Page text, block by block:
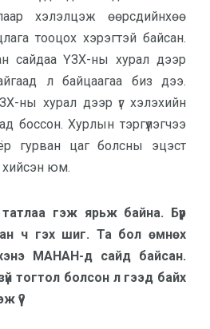
хэлэлцэж өөрсдийнхөө
тооцох хэрэгтэй байсан.
сайдаа ҮЗХ-ны хурал дээр
л байцаагаа биз дээ.
ны хурал дээр үг хэлэхийн
боссон. Хурлын тэргүүлэгчээ
гурван цаг болсны эцэст
хийсэн юм.
гэж ярьж байна. Бүр
ч гэх шиг. Та бол өмнөх
МАНАН-д сайд байсан.
тогтол болсон л гээд байх
үү?